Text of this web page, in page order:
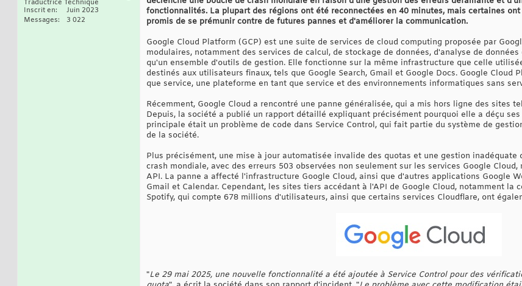
Traductrice Technique
Inscrit en
Juin 2023
Messages
3 022
fonctionnalités. La plupart des régions ont été reconnectées en 40 minutes, mais certaines
promis de se prémunir contre de futures pannes et d'améliorer la communication.
Google Cloud Platform (GCP) est une suite de services de cloud computing proposée par
modulaires, notamment des services de calcul, de stockage de données, d'analyse de
qu'un ensemble d'outils de gestion. Elle fonctionne sur la même infrastructure que celle
destinés aux utilisateurs finaux, tels que Google Search, Gmail et Google Docs. Google
que service, une plateforme en tant que service et des environnements informatiques sans
Récemment, Google Cloud a rencontré une panne généralisée, qui a mis hors ligne des sites
Depuis, la société a publié un rapport détaillé expliquant précisément pourquoi elle a déçu
principale était un problème de code dans Service Control, qui fait partie du système de
de la société.
Plus précisément, une mise à jour automatisée invalide des quotas et une gestion inadéquate
crash mondiale, avec des erreurs 503 observées non seulement sur les services Google
API. La panne a affecté l'infrastructure Google Cloud, ainsi que d'autres applications Google
Gmail et Calendar. Cependant, les sites tiers accédant à l'API de Google Cloud, notamment la
Spotify, qui compte 678 millions d'utilisateurs, ainsi que certains services Cloudflare, ont
"Le 29 mai 2025, une nouvelle fonctionnalité a été ajoutée à Service Control pour des